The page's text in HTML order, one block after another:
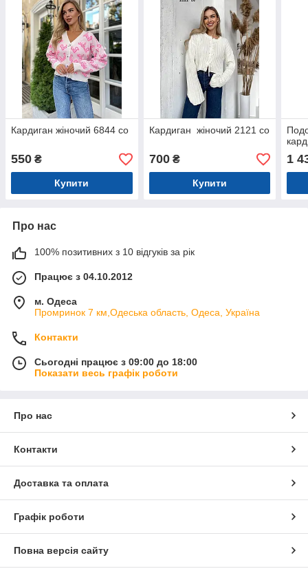
Кардиган жіночий 6844 со
550 ₴
Купити
Кардиган жіночий 2121 со
700₴
Купити
1
Про нас
100% позитивних з 10 відгуків за рік
Працює з 04.10.2012
м. Одеса
Промринок 7 км,Одеська область, Одеса, Україна
Контакти
Сьогодні працює з 09:00 до 18:00
Показати весь графік роботи
Про нас
Контакти
Доставка та оплата
Графік роботи
Повна версія сайту